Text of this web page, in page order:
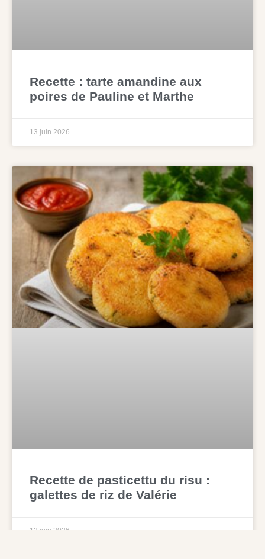
Recette : tarte amandine aux
poires de Pauline et Marthe
13 juin 2026
Recette de pasticettu du risu :
galettes de riz de Valérie
12 juin 2026